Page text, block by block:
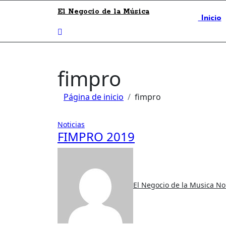
El Negocio de la Música
Inicio
fimpro
Página de inicio fimpro
Noticias
FIMPRO 2019
El Negocio de la Musica